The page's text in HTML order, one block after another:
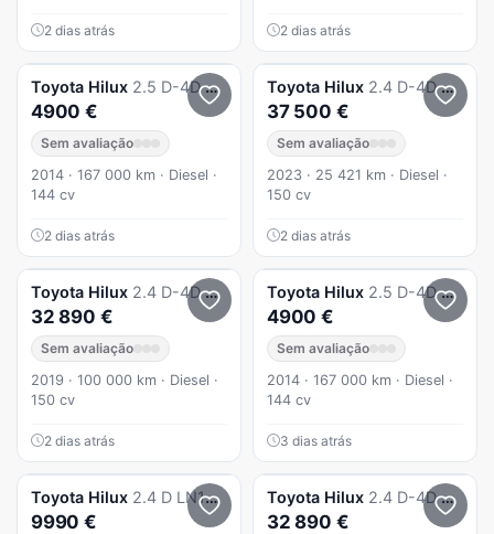
2 dias atrás 2 dias atrás
Toyota Hilux 2.5 D-4D 4WD CD
4900 €
Sem avaliação
2014 · 167 000 km · Diesel ·
144 cv
2 dias atrás
Toyota Hilux 2.4 D-4D 4WD CD CH
37 500 €
Sem avaliação
2023 · 25 421 km · Diesel ·
150 cv
2 dias atrás
Toyota Hilux 2.4 D-4D 4WD Challenge
32 890 €
Sem avaliação
2019 · 100 000 km · Diesel ·
150 cv
2 dias atrás
Toyota Hilux 2.5 D-4D 4WD CD
4900 €
Sem avaliação
2014 · 167 000 km · Diesel ·
144 cv
3 dias atrás
Toyota Hilux 2.4 D LN105LP C. Dupla
9990 €
Toyota Hilux 2.4 D-4D 4WD Challenge
32 890 €